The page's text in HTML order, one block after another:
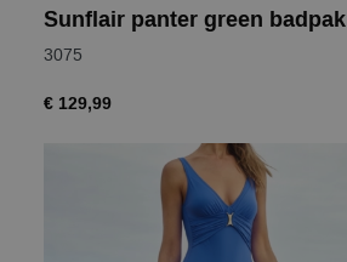
Sunflair panter green badpak
3075
€ 129,99